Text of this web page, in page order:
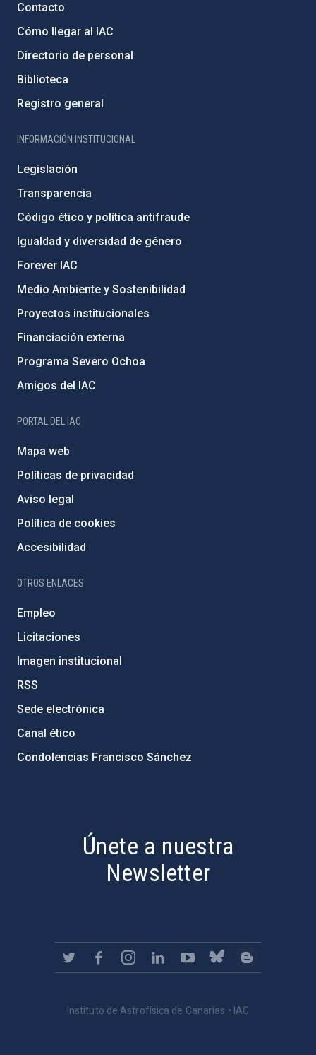
Contacto
Cómo llegar al IAC
Directorio de personal
Biblioteca
Registro general
INFORMACIÓN INSTITUCIONAL
Legislación
Transparencia
Código ético y política antifraude
Igualdad y diversidad de género
Forever IAC
Medio Ambiente y Sostenibilidad
Proyectos institucionales
Financiación externa
Programa Severo Ochoa
Amigos del IAC
PORTAL DEL IAC
Mapa web
Políticas de privacidad
Aviso legal
Política de cookies
Accesibilidad
OTROS ENLACES
Empleo
Licitaciones
Imagen institucional
RSS
Sede electrónica
Canal ético
Condolencias Francisco Sánchez
Únete a nuestra
Newsletter
Instituto de Astrofísica de Canarias • IAC